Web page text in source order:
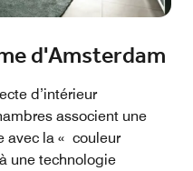
d'Amsterdam
d’intérieur
associent une
avec la « couleur
une technologie